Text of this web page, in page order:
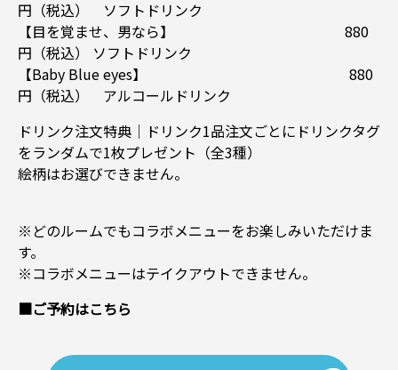
円（税込） ソフトドリンク
【目を覚ませ、男なら】 880
円（税込） ソフトドリンク
【Baby Blue eyes】 880
円（税込） アルコールドリンク
ドリンク注文特典│ドリンク1品注文ごとにドリンクタグ
をランダムで1枚プレゼント（全3種）
絵柄はお選びできません。
※どのルームでもコラボメニューをお楽しみいただけま
す。
※コラボメニューはテイクアウトできません。
■ご予約はこちら